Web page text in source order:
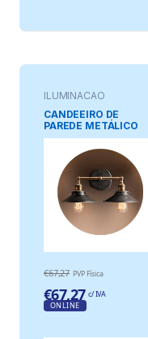
ILUMINAÇAO
ORNAMENTAL
CANDEEIRO DE
PAREDE METÁLICO
DUPLO VINTAGE E27
60W 63x29cm EDM
€67,27 PVP Física
€67,27 c/ IVA
ONLINE